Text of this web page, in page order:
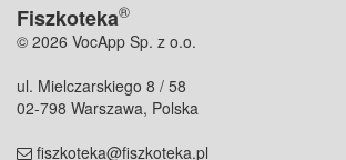
Fiszkoteka®
© 2026 VocApp Sp. z o.o.
ul. Mielczarskiego 8 / 58
02-798 Warszawa, Polska
fiszkoteka@fiszkoteka.pl